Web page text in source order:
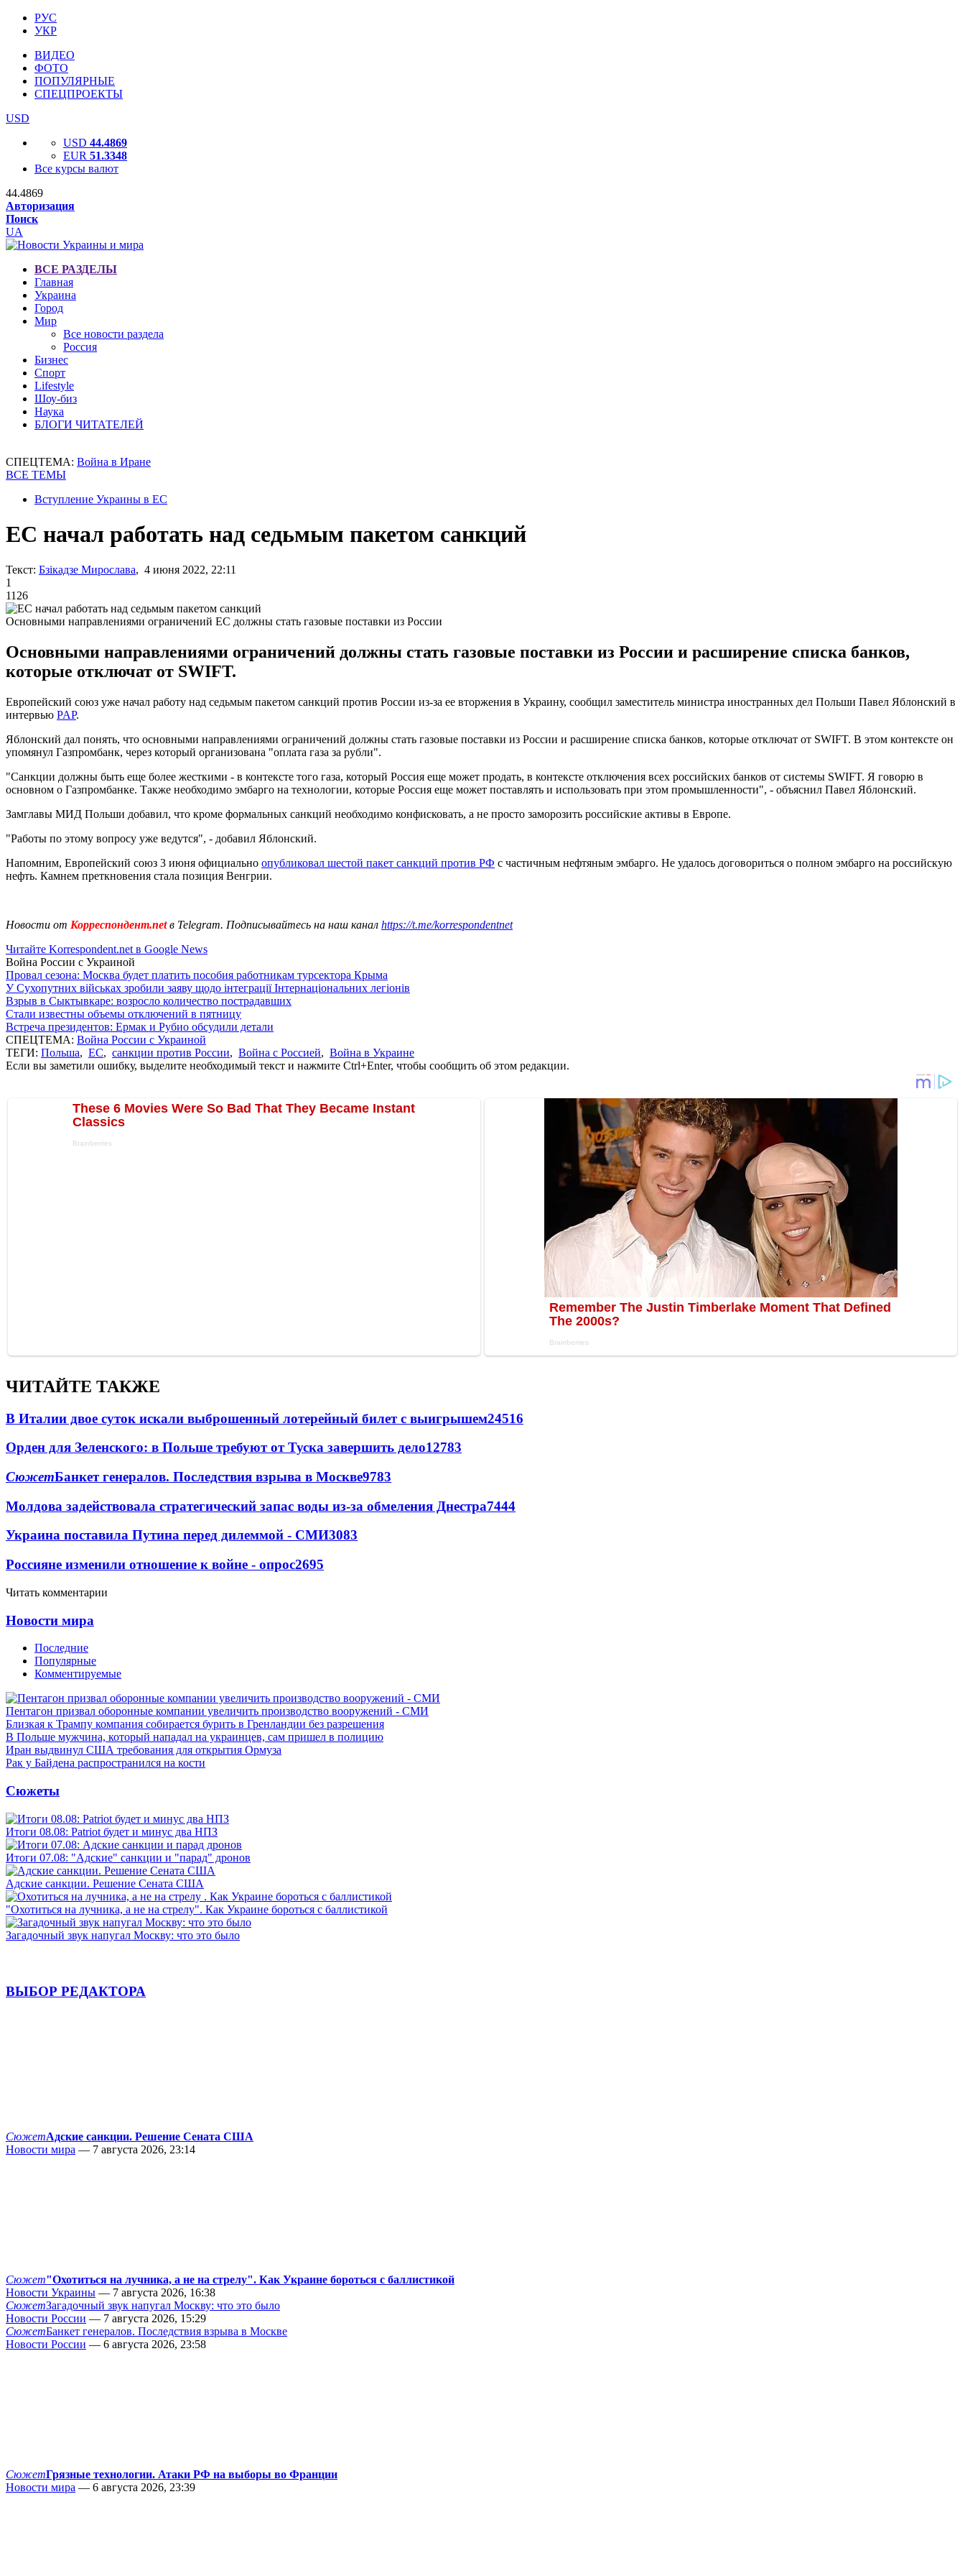
РУС
УКР
ВИДЕО
ФОТО
ПОПУЛЯРНЫЕ
СПЕЦПРОЕКТЫ
USD
USD 44.4869
EUR 51.3348
Все курсы валют
44.4869
Авторизация
Поиск
UA
ВСЕ РАЗДЕЛЫ
Главная
Украина
Город
Мир
Все новости раздела
Россия
Бизнес
Спорт
Lifestyle
Шоу-биз
Наука
БЛОГИ ЧИТАТЕЛЕЙ
СПЕЦТЕМА: Война в Иране
ВСЕ ТЕМЫ
Вступление Украины в ЕС
ЕС начал работать над седьмым пакетом санкций
Текст: Бзікадзе Мирослава, 4 июня 2022, 22:11
1
1126
Основными направлениями ограничений ЕС должны стать газовые поставки из России
Основными направлениями ограничений должны стать газовые поставки из России и расширение списка банков,
которые отключат от SWIFT.
Европейский союз уже начал работу над седьмым пакетом санкций против России из-за ее вторжения в Украину, сообщил заместитель министра иностранных дел Польши Павел Яблонский в
интервью PAP.
Яблонский дал понять, что основными направлениями ограничений должны стать газовые поставки из России и расширение списка банков, которые отключат от SWIFT. В этом контексте он
упомянул Газпромбанк, через который организована "оплата газа за рубли".
"Санкции должны быть еще более жесткими - в контексте того газа, который Россия еще может продать, в контексте отключения всех российских банков от системы SWIFT. Я говорю в
основном о Газпромбанке. Также необходимо эмбарго на технологии, которые Россия еще может поставлять и использовать при этом промышленности", - объяснил Павел Яблонский.
Замглавы МИД Польши добавил, что кроме формальных санкций необходимо конфисковать, а не просто заморозить российские активы в Европе.
"Работы по этому вопросу уже ведутся", - добавил Яблонский.
Напомним, Европейский союз 3 июня официально опубликовал шестой пакет санкций против РФ с частичным нефтяным эмбарго. Не удалось договориться о полном эмбарго на российскую
нефть. Камнем преткновения стала позиция Венгрии.
Новости от Корреспондент.netв Telegram. Подписывайтесь на наш канал https://t.me/korrespondentnet
Читайте Korrespondent.net в Google News
Война России с Украиной
Провал сезона: Москва будет платить пособия работникам турсектора Крыма
У Сухопутних військах зробили заяву щодо інтеграції Інтернаціональних легіонів
Взрыв в Сыктывкаре: возросло количество пострадавших
Стали известны объемы отключений в пятницу
Встреча президентов: Ермак и Рубио обсудили детали
СПЕЦТЕМА: Война России с Украиной
ТЕГИ: Польша, ЕС, санкции против России, Война с Россией, Война в Украине
Если вы заметили ошибку, выделите необходимый текст и нажмите Ctrl+Enter, чтобы сообщить об этом редакции.
ЧИТАЙТЕ ТАКЖЕ
В Италии двое суток искали выброшенный лотерейный билет с выигрышем24516
Орден для Зеленского: в Польше требуют от Туска завершить дело12783
СюжетБанкет генералов. Последствия взрыва в Москве9783
Молдова задействовала стратегический запас воды из-за обмеления Днестра7444
Украина поставила Путина перед дилеммой - СМИ3083
Россияне изменили отношение к войне - опрос2695
Читать комментарии
Новости мира
Последние
Популярные
Комментируемые
Пентагон призвал оборонные компании увеличить производство вооружений - СМИ
Близкая к Трампу компания собирается бурить в Гренландии без разрешения
В Польше мужчина, который нападал на украинцев, сам пришел в полицию
Иран выдвинул США требования для открытия Ормуза
Рак у Байдена распространился на кости
Сюжеты
Итоги 08.08: Patriot будет и минус два НПЗ
Итоги 07.08: "Адские" санкции и "парад" дронов
Адские санкции. Решение Сената США
"Охотиться на лучника, а не на стрелу". Как Украине бороться с баллистикой
Загадочный звук напугал Москву: что это было
ВЫБОР РЕДАКТОРА
СюжетАдские санкции. Решение Сената США
Новости мира — 7 августа 2026, 23:14
Сюжет"Охотиться на лучника, а не на стрелу". Как Украине бороться с баллистикой
Новости Украины — 7 августа 2026, 16:38
СюжетЗагадочный звук напугал Москву: что это было
Новости России — 7 августа 2026, 15:29
СюжетБанкет генералов. Последствия взрыва в Москве
Новости России — 6 августа 2026, 23:58
СюжетГрязные технологии. Атаки РФ на выборы во Франции
Новости мира — 6 августа 2026, 23:39